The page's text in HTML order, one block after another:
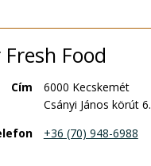
Food
Cím
6000 Kecskemét
Csányi János körút 6.
+36 (70) 948-6988